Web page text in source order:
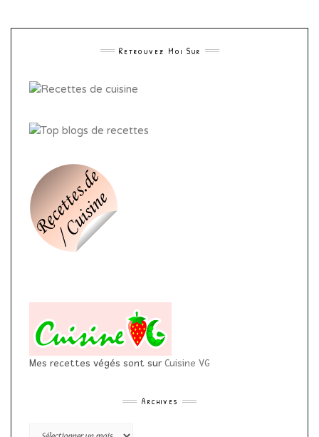
Retrouvez Moi Sur
Mes recettes végés sont sur Cuisine VG
Archives
Archives